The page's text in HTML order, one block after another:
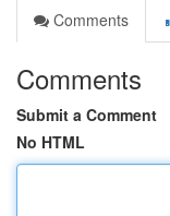
Comments
Comments
Submit a Comment
No HTML